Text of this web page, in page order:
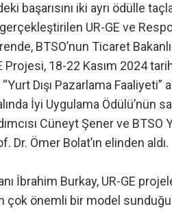
başarısını iki ayrı ödülle
gerçekleştirilen UR-GE ve
BTSO’nun Ticaret
18-22 Kasım 2024
Dışı Pazarlama Faaliyeti”
İyi Uygulama Ödülü’nün
Cüneyt Şener ve
Dr. Ömer Bolat’ın elinden aldı.
İbrahim Burkay, UR-GE
çok önemli bir model